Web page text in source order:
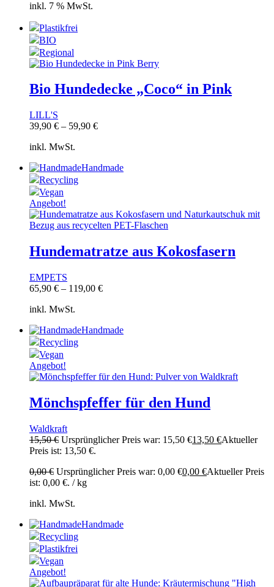
inkl. 7 % MwSt.
Plastikfrei
BIO
Regional
Bio Hundedecke „Coco“ in Pink
LILL'S
39,90 € – 59,90 €
inkl. MwSt.
Handmade
Recycling
Vegan
Angebot!
Hundematratze aus Kokosfasern
EMPETS
65,90 € – 119,00 €
inkl. MwSt.
Handmade
Recycling
Vegan
Angebot!
Mönchspfeffer für den Hund
Waldkraft
15,50€ Ursprünglicher Preis war: 15,50 €13,50 €Aktueller
Preis ist: 13,50 €.
0,00€ Ursprünglicher Preis war: 0,00 €0,00 €Aktueller Preis
ist: 0,00 €. /kg
inkl. MwSt.
Handmade
Recycling
Plastikfrei
Vegan
Angebot!